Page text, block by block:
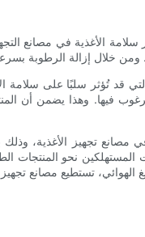
الأغذية في مصانع
قد تُؤثر سلبًا على
فيها. وهذا يضمن أن
تجهيز الأغذية، وذلك
نحو المنتجات